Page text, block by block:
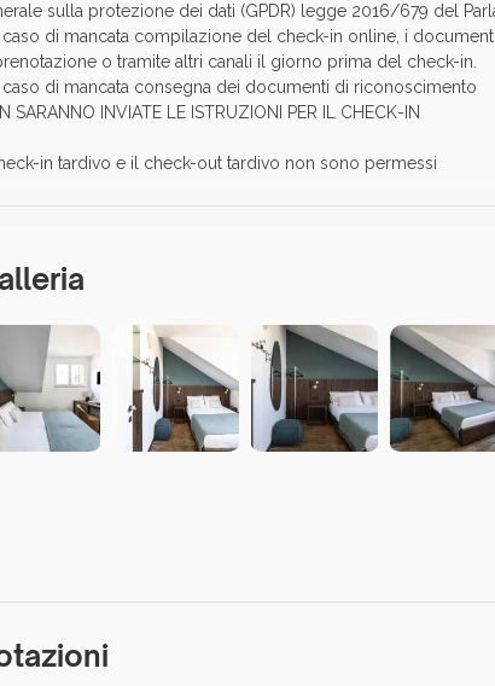
sulla protezione dei dati (GPDR) legge 2016/679 del
caso di mancata compilazione del check-in online, i
o tramite altri canali il giorno prima del check-in.
caso di mancata consegna dei documenti di riconoscimento
SARANNO INVIATE LE ISTRUZIONI PER IL CHECK-IN
in tardivo e il check-out tardivo non sono permessi